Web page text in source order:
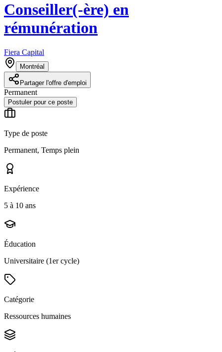
Conseiller(-ère) en
rémunération
Fiera Capital
Montréal
Partager l'offre d'emploi
Permanent
Postuler pour ce poste
Type de poste
Permanent, Temps plein
Expérience
5 à 10 ans
Éducation
Universitaire (1er cycle)
Catégorie
Ressources humaines